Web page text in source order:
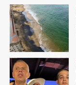
Expediente
Contato
Anuncie
Termos de Uso
Privacidade
Expediente
Contato
Anuncie
Termos de Uso
Privacidade
Expediente
Contato
Anuncie
Termos de Uso
Privacidade
Expediente
Contato
Anuncie
Termos de Uso
Privacidade